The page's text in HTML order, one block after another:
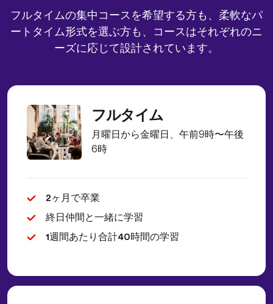
フルタイムの集中コースを希望する方も、柔軟なパ
ートタイム形式を選ぶ方も、コースはそれぞれのニ
ーズに応じて設計されています。
フルタイム
月曜日から金曜日、午前9時〜午後
6時
2ヶ月で卒業
終日仲間と一緒に学習
1週間あたり合計40時間の学習